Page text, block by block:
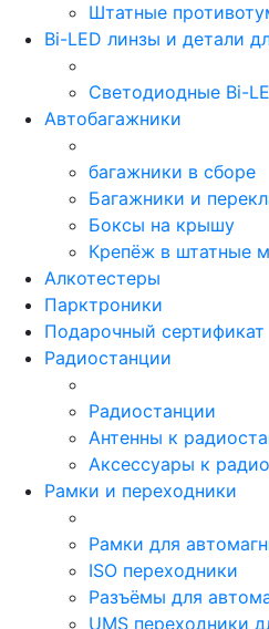
Штатные
Bi-LED линзы и детали
Светодиодные Bi-
Автобагажники
багажники в сборе
Багажники и
Боксы на крышу
Крепёж в штатные
Алкотестеры
Парктроники
Подарочный сертификат
Радиостанции
Радиостанции
Антенны к
Аксессуары к
Рамки и переходники
Рамки для
ISO переходники
Разъёмы для
UMS переходники